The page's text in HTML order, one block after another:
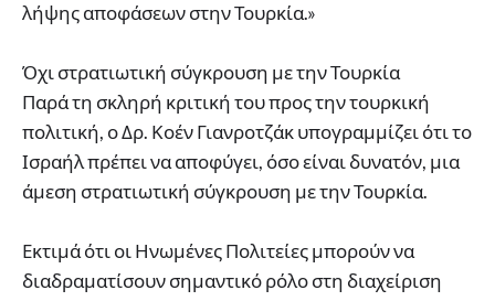
λήψης αποφάσεων στην Τουρκία.»
Όχι στρατιωτική σύγκρουση με την Τουρκία
Παρά τη σκληρή κριτική του προς την τουρκική
πολιτική, ο Δρ. Κοέν Γιανροτζάκ υπογραμμίζει ότι το
Ισραήλ πρέπει να αποφύγει, όσο είναι δυνατόν, μια
άμεση στρατιωτική σύγκρουση με την Τουρκία.
Εκτιμά ότι οι Ηνωμένες Πολιτείες μπορούν να
διαδραματίσουν σημαντικό ρόλο στη διαχείριση